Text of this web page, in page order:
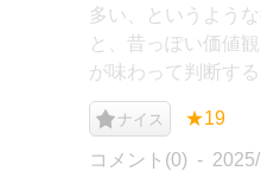
多い、というよう
と、昔っぽい価値
が味わって判断する
ナイス ★19
コメント(0)